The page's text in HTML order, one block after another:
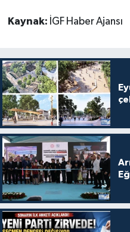
Kaynak: İGF Haber Ajansı